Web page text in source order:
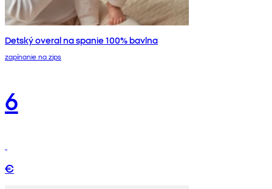
Detský overal na spanie 100% bavlna
zapínanie na zips
6
€